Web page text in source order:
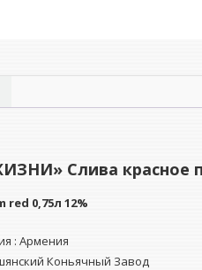
Слива красное
red 0,75л 12%
: Армения
Коньячный Завод